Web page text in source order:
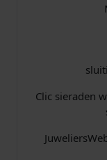
Clic sieraden